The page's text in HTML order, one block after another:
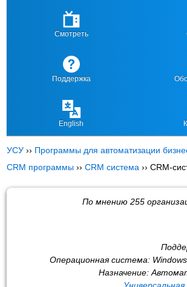
Смотреть
Поддержка
English
УСУ ›› Программы для автоматизации
CRM программы ››CRM система ››CRM-
По мнению 255
Операционная система:
Назначение: